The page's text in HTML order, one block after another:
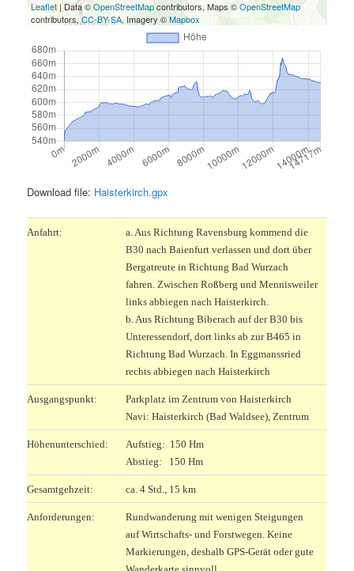
Leaflet| Data ©OpenStreetMapcontributors, Maps ©OpenStreetMap
contributors,CC-BY-SA, Imagery ©Mapbox
Download file: Haisterkirch.gpx
Anfahrt:
a. Aus Richtung Ravensburg kommend die
B30 nach Baienfurt verlassen und dort über
Bergatreute in Richtung Bad Wurzach
fahren. Zwischen Roßberg und Mennisweiler
links abbiegen nach Haisterkirch.
b. Aus Richtung Biberach auf der B30 bis
Unteressendorf, dort links ab zur B465 in
Richtung Bad Wurzach. In Eggmanssried
rechts abbiegen nach Haisterkirch
Ausgangspunkt:
Parkplatz im Zentrum von Haisterkirch
Navi: Haisterkirch (Bad Waldsee), Zentrum
Höhenunterschied:
Aufstieg: 150 Hm
Abstieg: 150 Hm
Gesamtgehzeit: ca. 4 Std., 15 km
Anforderungen:
Rundwanderung mit wenigen Steigungen
auf Wirtschafts- und Forstwegen. Keine
Markierungen, deshalb GPS-Gerät oder gute